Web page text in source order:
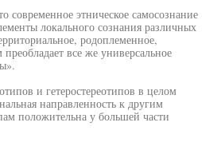
современное этническое самосознание
локального сознания различных
родоплеменное,
все же универсальное
и гетеростереотипов в целом
направленность к другим
положительна у большей части